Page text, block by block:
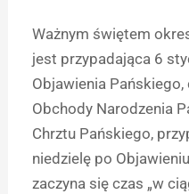
Ważnym świętem
jest przypadająca 6
Objawienia Pańskiego,
Obchody Narodzenia
Chrztu Pańskiego,
niedzielę po
zaczyna się czas „w